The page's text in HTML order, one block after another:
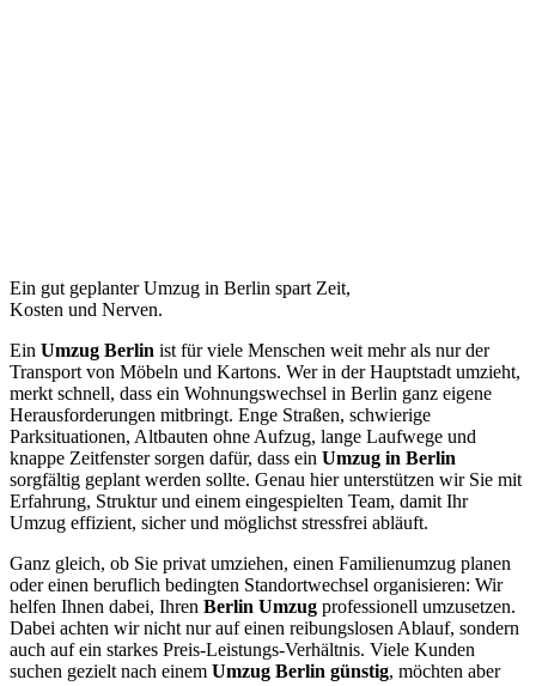
Ein gut geplanter Umzug in Berlin spart Zeit,
Kosten und Nerven.
Ein Umzug Berlin ist für viele Menschen weit mehr als nur der
Transport von Möbeln und Kartons. Wer in der Hauptstadt umzieht,
merkt schnell, dass ein Wohnungswechsel in Berlin ganz eigene
Herausforderungen mitbringt. Enge Straßen, schwierige
Parksituationen, Altbauten ohne Aufzug, lange Laufwege und
knappe Zeitfenster sorgen dafür, dass ein Umzug in Berlin
sorgfältig geplant werden sollte. Genau hier unterstützen wir Sie mit
Erfahrung, Struktur und einem eingespielten Team, damit Ihr
Umzug effizient, sicher und möglichst stressfrei abläuft.
Ganz gleich, ob Sie privat umziehen, einen Familienumzug planen
oder einen beruflich bedingten Standortwechsel organisieren: Wir
helfen Ihnen dabei, Ihren Berlin Umzug professionell umzusetzen.
Dabei achten wir nicht nur auf einen reibungslosen Ablauf, sondern
auch auf ein starkes Preis-Leistungs-Verhältnis. Viele Kunden
suchen gezielt nach einem Umzug Berlin günstig, möchten aber